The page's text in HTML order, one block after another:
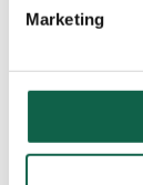
Marketing